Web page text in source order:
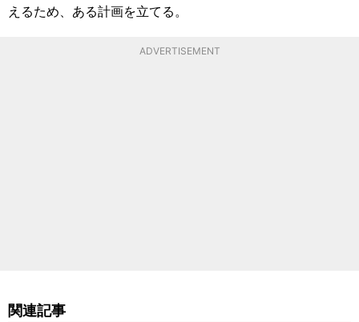
えるため、ある計画を立てる。
ADVERTISEMENT
関連記事